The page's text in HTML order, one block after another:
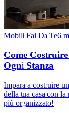
Mobili Fai Da Te6
Come
Ogni Stanza
Impara a costruire
della tua casa con
più organizzato!